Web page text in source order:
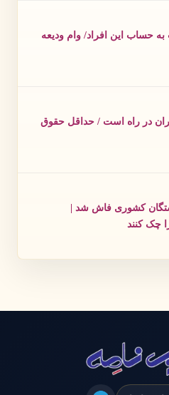
به حساب این افراد/ وام ودیعه
در راه است / حداقل حقوق
کشوری فاش شد |
چک کنند